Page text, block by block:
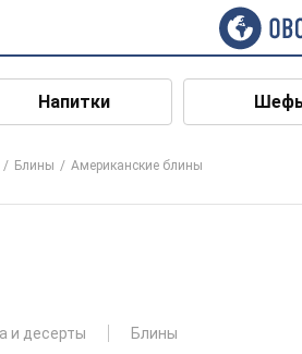
Напитки
Блины Американские блины
и десерты Блины